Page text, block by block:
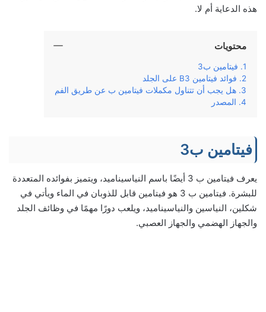
هذه الدعاية أم لا.
محتويات
فيتامين ب3
فوائد فيتامين B3 على الجلد
هل يجب أن تتناول مكملات فيتامين ب عن طريق الفم
المصدر
فيتامين ب3
يعرف فيتامين ب 3 أيضًا باسم النياسيناميد، ويتميز بفوائده المتعددة
للبشرة. فيتامين ب 3 هو فيتامين قابل للذوبان في الماء ويأتي في
شكلين، النياسين والنياسيناميد، ويلعب دورًا مهمًا في وظائف الجلد
والجهاز الهضمي والجهاز العصبي.